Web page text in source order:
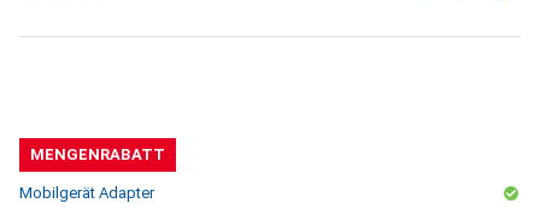
MENGENRABATT
Mobilgerät Adapter